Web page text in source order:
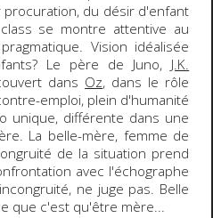
du désir d'enfant
se montre attentive au
Vision idéalisée
Le père de Juno, J.K.
dans Oz, dans le rôle
emploi, plein d'humanité
unique, différente dans une
La belle-mère, femme de
de la situation prend
avec l'échographe
ne juge pas. Belle
que c'est qu'être mère...